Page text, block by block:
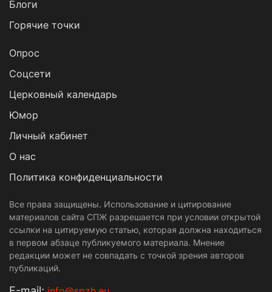
Блоги
Горячие точки
Опрос
Cоцсети
Церковный календарь
Юмор
Личный кабинет
О нас
Политика конфиденциальности
Все права защищены. Использование и цитирование
материалов сайта СПЖ разрешается при условии открытой
ссылки на цитируемую статью, которая должна находиться
в первом абзаце публикуемого материала. Мнение
редакции может не совпадать с точкой зрения авторов
публикаций.